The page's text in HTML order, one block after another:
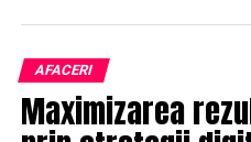
înainte de participare.
Organizatorii care doresc să
eveniment cu acces gratuit
promovare din partea
AFACERI
Maximizarea